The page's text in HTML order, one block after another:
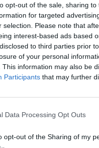
opt-out of the sale, sharing
for targeted
selection. Please note that
interest-based ads based
to third parties prior
of your personal
This information may also be
Participants that may further
Data Processing Opt Outs
opt-out of the Sharing of my
μόνος του
τα δίχτυα του, όταν –
υγείας. Η κατάσταση
το σκάφος να πλέει